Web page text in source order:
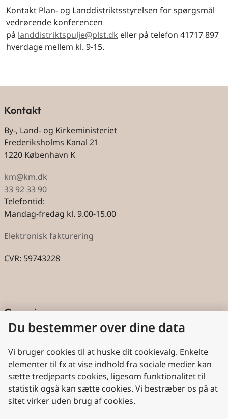
Kontakt Plan- og Landdistriktsstyrelsen for spørgsmål
vedrørende konferencen
på landdistriktspulje@plst.dk eller på telefon 41717 897
hverdage mellem kl. 9-15.
Kontakt
By-, Land- og Kirkeministeriet
Frederiksholms Kanal 21
1220 København K
km@km.dk
33 92 33 90
Telefontid:
Mandag-fredag kl. 9.00-15.00
Elektronisk fakturering
CVR: 59743228
Genveje
Cookies
Aktindsigt
Persondatabeskyttelse
Nyttige links
Du bestemmer over dine data
Vi bruger cookies til at huske dit cookievalg. Enkelte
elementer til fx at vise indhold fra sociale medier kan
sætte tredjeparts cookies, ligesom funktionalitet til
statistik også kan sætte cookies. Vi bestræber os på at
sitet virker uden brug af cookies.